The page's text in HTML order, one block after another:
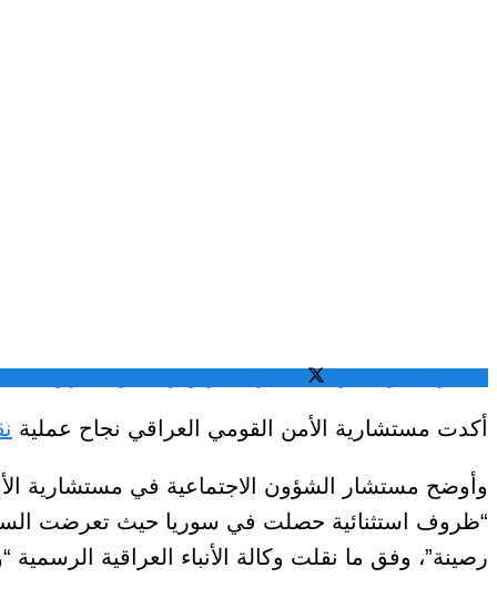
أكدت مستشارية الأمن القومي العراقي نجاح عملية
وأوضح مستشار الشؤون الاجتماعية في مستشارية
“ظروف استثنائية حصلت في سوريا حيث تعرضت
رصينة”، وفق ما نقلت وكالة الأنباء العراقية الرسمية